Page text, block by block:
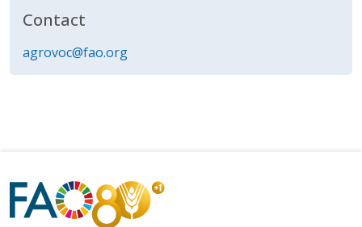
Contact
agrovoc@fao.org